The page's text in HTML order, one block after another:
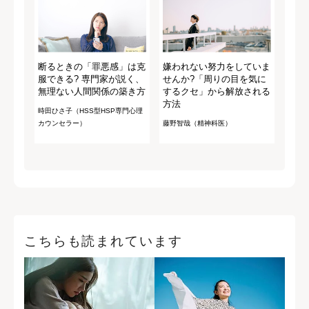
断るときの「罪悪感」は克
服できる? 専門家が説く、
無理ない人間関係の築き方
時田ひさ子（HSS型HSP専門心理
カウンセラー）
嫌われない努力をしていま
せんか?「周りの目を気に
するクセ」から解放される
方法
藤野智哉（精神科医）
こちらも読まれています